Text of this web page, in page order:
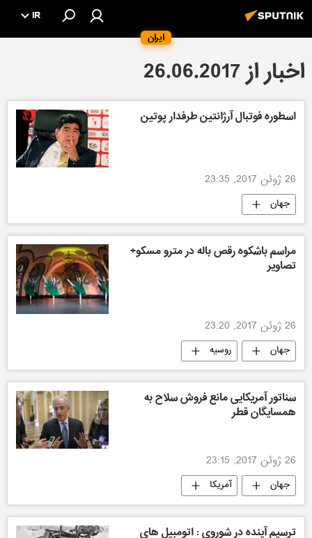
ایران
IR
اخبار از 26.06.2017
اسطوره فوتبال آرژانتین طرفدار پوتین
26 ژوئن 2017, 23:35
جهان
مراسم باشکوه رقص باله در مترو مسکو+
تصاویر
26 ژوئن 2017, 23:20
جهان روسیه
سناتور آمریکایی مانع فروش سلاح به
همسایگان قطر
26 ژوئن 2017, 23:15
جهان آمریکا
ترسیم آینده در شوروی : اتومبیل های